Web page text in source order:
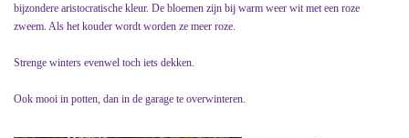
bijzondere aristocratische kleur. De bloemen zijn bij warm weer wit met een roze
zweem. Als het kouder wordt worden ze meer roze.
Strenge winters evenwel toch iets dekken.
Ook mooi in potten, dan in de garage te overwinteren.